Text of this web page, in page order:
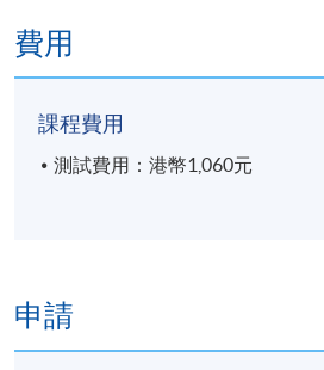
港島東分校
港大保良何鴻燊社區書院
九龍東分校
網上報名：於本網頁實名註冊*
費用
課程費用
測試費用：港幣1,060元
申請